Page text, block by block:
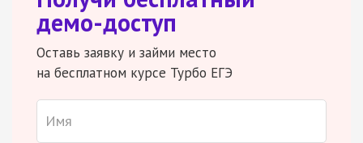
демо-доступ
Оставь заявку и займи место
на бесплатном курсе Турбо ЕГЭ